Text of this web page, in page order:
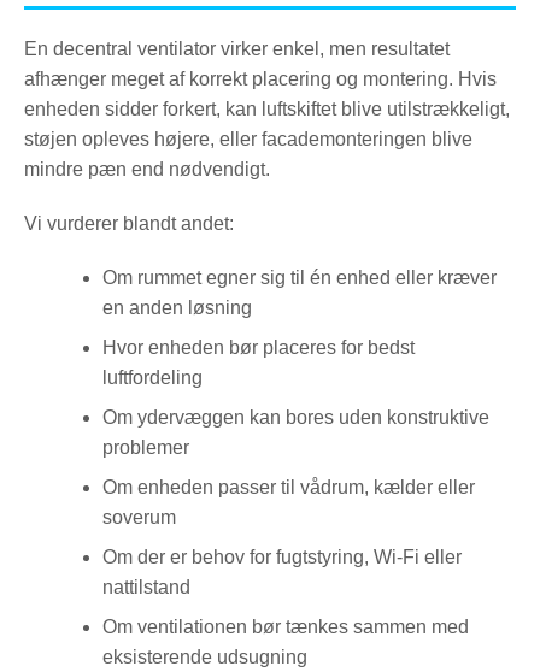
En decentral ventilator virker enkel, men resultatet
afhænger meget af korrekt placering og montering. Hvis
enheden sidder forkert, kan luftskiftet blive utilstrækkeligt,
støjen opleves højere, eller facademonteringen blive
mindre pæn end nødvendigt.
Vi vurderer blandt andet:
Om rummet egner sig til én enhed eller kræver
en anden løsning
Hvor enheden bør placeres for bedst
luftfordeling
Om ydervæggen kan bores uden konstruktive
problemer
Om enheden passer til vådrum, kælder eller
soverum
Om der er behov for fugtstyring, Wi-Fi eller
nattilstand
Om ventilationen bør tænkes sammen med
eksisterende udsugning